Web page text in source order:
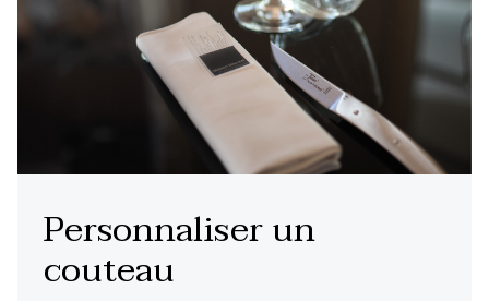
Personnaliser un
couteau